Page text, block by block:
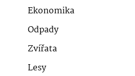
Ekonomika
Odpady
Zvířata
Lesy